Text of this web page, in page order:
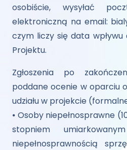
osobiście, wysyłać
elektroniczną na email:
czym liczy się data
Projektu.
Zgłoszenia po
poddane ocenie w oparciu
udziału w projekcie
⦁ Osoby niepełnosprawne
stopniem
niepełnosprawnością